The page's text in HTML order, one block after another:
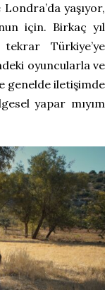
yaşıyor,
için. Birkaç yıl
Türkiye’ye
oyuncularla ve
genelde iletişimde
yapar mıyım